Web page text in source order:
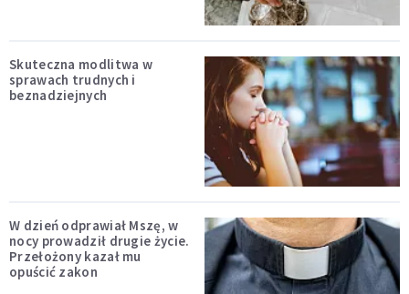
Skuteczna modlitwa w
sprawach trudnych i
beznadziejnych
W dzień odprawiał Mszę, w
nocy prowadził drugie życie.
Przełożony kazał mu
opuścić zakon